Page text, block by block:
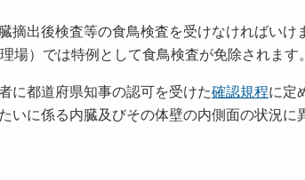
出後検査等の食鳥検査を受けなければいけ
場）では特例として食鳥検査が免除されます。
に都道府県知事の認可を受けた確認規程に定
いに係る内臓及びその体壁の内側面の状況に